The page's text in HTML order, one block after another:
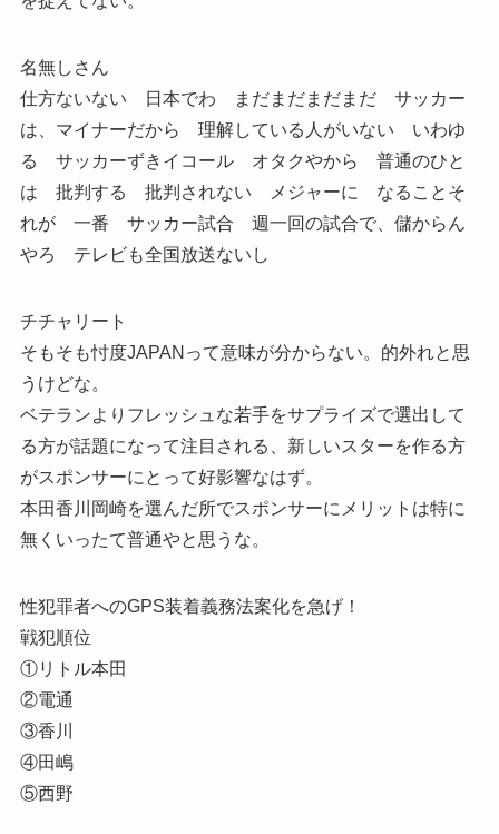
名無しさん
仕方ないない 日本でわ まだまだまだまだ サッカー
は、マイナーだから 理解している人がいない いわゆ
る サッカーずきイコール オタクやから 普通のひと
は 批判する 批判されない メジャーに なることそ
れが 一番 サッカー試合 週一回の試合で、儲からん
やろ テレビも全国放送ないし
チチャリート
そもそも忖度JAPANって意味が分からない。的外れと思
うけどな。
ベテランよりフレッシュな若手をサプライズで選出して
る方が話題になって注目される、新しいスターを作る方
がスポンサーにとって好影響なはず。
本田香川岡崎を選んだ所でスポンサーにメリットは特に
無くいったて普通やと思うな。
性犯罪者へのGPS装着義務法案化を急げ！
戦犯順位
①リトル本田
②電通
③香川
④田嶋
⑤西野